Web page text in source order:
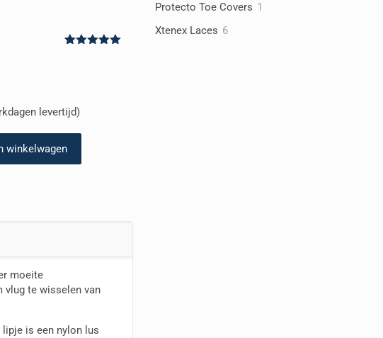
levertijd)
winkelwagen
moeite
vlug te wisselen van
is een nylon lus
Protecto Toe Covers 1
Xtenex Laces 66